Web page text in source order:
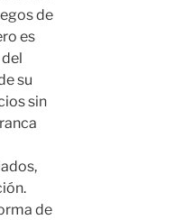
de
es
su
sin
de